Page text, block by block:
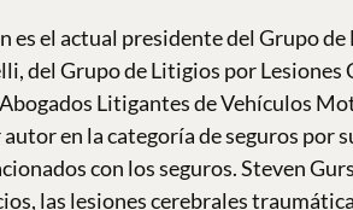
es el actual presidente del Grupo
del Grupo de Litigios por
Litigantes de Vehículos
en la categoría de seguros por
con los seguros. Steven
las lesiones cerebrales